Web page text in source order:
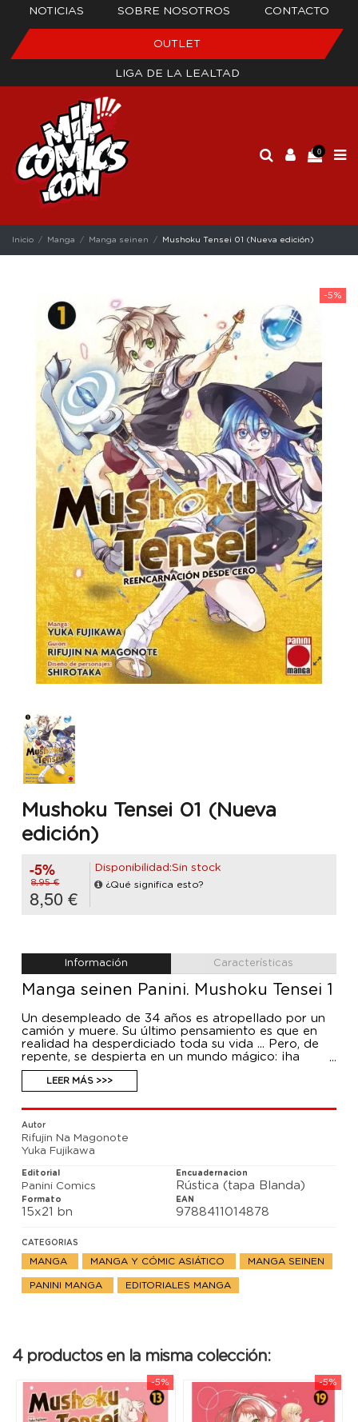
NOTICIAS SOBRE NOSOTROS CONTACTO
OUTLET
LIGA DE LA LEALTAD
0
Inicio Manga Manga seinen Mushoku Tensei 01 (Nueva edición)
-5%
Mushoku Tensei 01 (Nueva
edición)
-5%
8,95 €
8,50 €
Disponibilidad:Sin stock
¿Qué significa esto?
Información Características
Manga seinen Panini. Mushoku Tensei 1
Un desempleado de 34 años es atropellado por un
camión y muere. Su último pensamiento es que en
realidad ha desperdiciado toda su vida ... Pero, de
repente, se despierta en un mundo mágico: ¡ha
renacido como Rudeus Greyrat! ¿Sabrá aprovechar
esta segunda oportunidad y hacerlo todo mejor esta
vez? ¿Y qué aventuras le depara su nueva y mágica
vida?
LEER MÁS >>>
Autor
Rifujin Na Magonote
Yuka Fujikawa
Editorial
Panini Comics
Encuadernacion
Rústica (tapa Blanda)
Formato
15x21 bn
EAN
9788411014878
CATEGORIAS
MANGA MANGA Y CÓMIC ASIÁTICO MANGA SEINEN
PANINI MANGA EDITORIALES MANGA
4 productos en la misma colección:
-5% -5%